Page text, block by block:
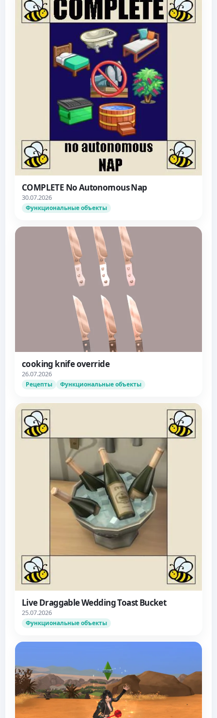
COMPLETE No Autonomous Nap
30.07.2026
Функциональные объекты
cooking knife override
26.07.2026
Рецепты Функциональные объекты
Live Draggable Wedding Toast Bucket
25.07.2026
Функциональные объекты